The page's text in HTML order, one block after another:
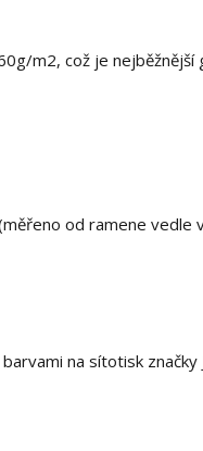
m2, což je
od ramene vedle
na sítotisk